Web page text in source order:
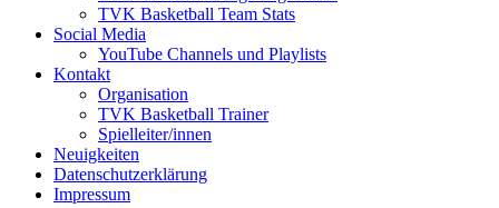
TVK Basketball Team Stats
Social Media
YouTube Channels und Playlists
Kontakt
Organisation
TVK Basketball Trainer
Spielleiter/innen
Neuigkeiten
Datenschutzerklärung
Impressum